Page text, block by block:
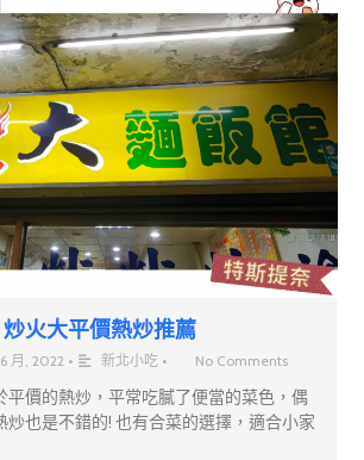
炒火大平價熱炒推薦
月, 2022 • 新北小吃 • No Comments
平價的熱炒，平常吃膩了便當的菜色，偶
炒也是不錯的! 也有合菜的選擇，適合小家